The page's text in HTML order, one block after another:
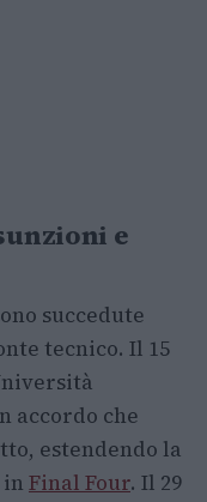
e
succedute
tecnico. Il 15
accordo che
estendendo la
Final Four. Il 29